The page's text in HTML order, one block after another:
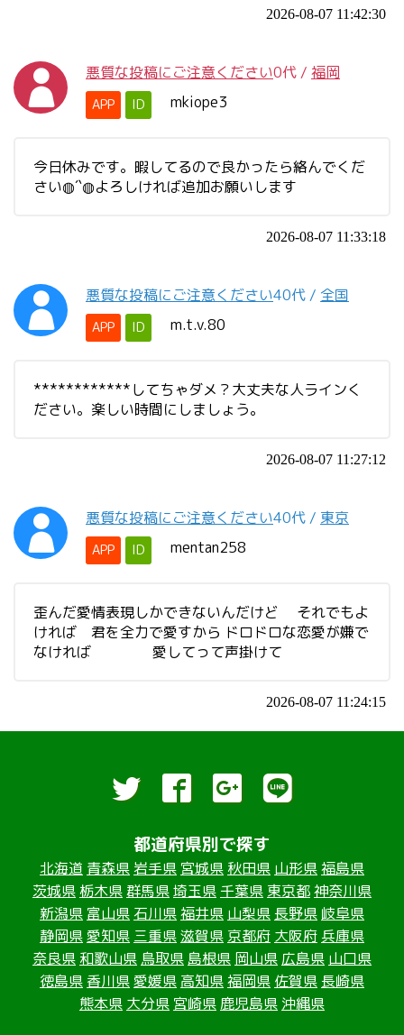
2026-08-07 11:42:30
悪質な投稿にご注意ください0代 / 福岡
APP ID mkiope3
今日休みです。暇してるので良かったら絡んでくだ
さい◍´`◍よろしければ追加お願いします
2026-08-07 11:33:18
悪質な投稿にご注意ください40代 / 全国
APP ID m.t.v.80
************してちゃダメ？大丈夫な人ラインく
ださい。楽しい時間にしましょう。
2026-08-07 11:27:12
悪質な投稿にご注意ください40代 / 東京
APP ID mentan258
歪んだ愛情表現しかできないんだけど それでもよ
ければ 君を全力で愛すから ドロドロな恋愛が嫌で
なければ 愛してって声掛けて
2026-08-07 11:24:15
都道府県別で探す
北海道 青森県岩手県 宮城県 秋田県 山形県福島県
茨城県栃木県群馬県埼玉県 千葉県 東京都神奈川県
新潟県 富山県 石川県福井県 山梨県長野県 岐阜県
静岡県愛知県 三重県滋賀県 京都府 大阪府兵庫県
奈良県 和歌山県 鳥取県 島根県 岡山県 広島県 山口県
徳島県 香川県愛媛県 高知県福岡県 佐賀県長崎県
熊本県 大分県 宮崎県 鹿児島県 沖縄県